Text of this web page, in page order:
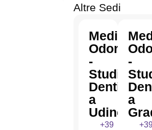
Altre Sedi
-
Studio
Dentistico
a
Udine
+39
-
a